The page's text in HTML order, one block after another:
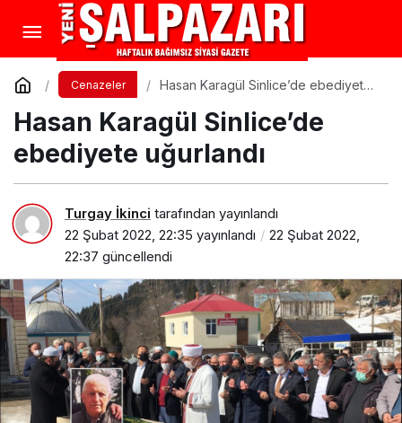
Cenazeler
Hasan Karagül Sinlice’de ebediyete
Hasan Karagül Sinlice’de
ebediyete uğurlandı
Turgay İkinci tarafından yayınlandı
22 Şubat 2022, 22:35 yayınlandı
22 Şubat 2022,
22:37 güncellendi